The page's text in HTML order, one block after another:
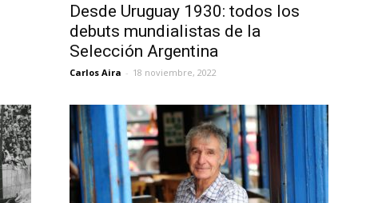
Desde Uruguay 1930: todos los
debuts mundialistas de la
Selección Argentina
Carlos Aira - 18 noviembre, 2022